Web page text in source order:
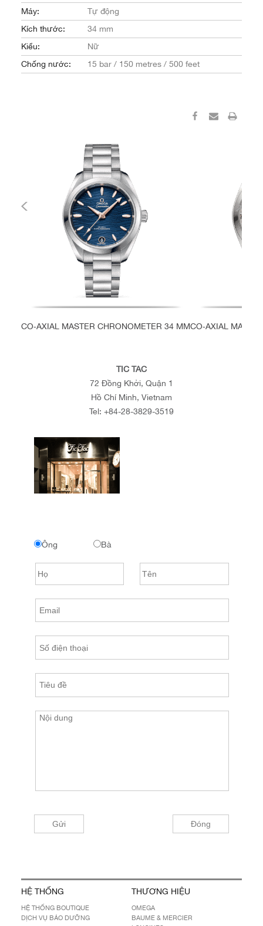
Máy:
Tự động
Kích thước:
34 mm
Kiểu:
Nữ
Chống nước:
15 bar / 150 metres / 500 feet
CO‑AXIAL MASTER CHRONOMETER 34 MMCO‑AXIAL
TIC TAC
72 Đồng Khởi, Quận 1
Hồ Chí Minh, Vietnam
Tel: +84-28-3829-3519
Ông Bà
HỆ THỐNG
HỆ THỐNG BOUTIQUE
DỊCH VỤ BẢO DƯỠNG
THƯƠNG HIỆU
OMEGA
BAUME & MERCIER